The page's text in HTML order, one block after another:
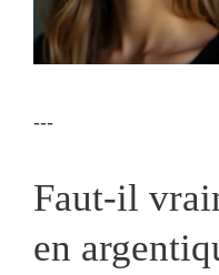
---
Faut-il
en